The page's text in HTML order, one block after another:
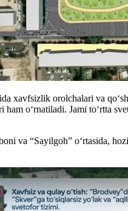
xavfsizlik orolchalari va
ham oʻrnatiladi. Jami toʻrtta
va “Sayilgoh” o‘rtasida,